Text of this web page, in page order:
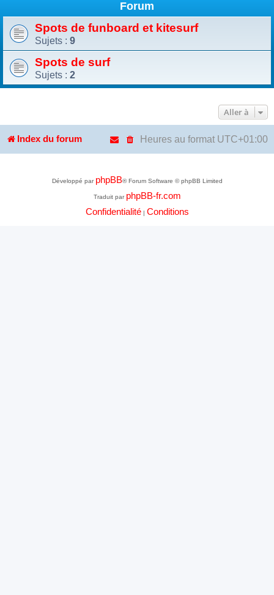
Forum
Spots de funboard et kitesurf
Sujets : 9
Spots de surf
Sujets : 2
Aller à
Index du forum Heures au format UTC+01:00
Développé par phpBB® Forum Software © phpBB Limited
Traduit par phpBB-fr.com
Confidentialité| Conditions